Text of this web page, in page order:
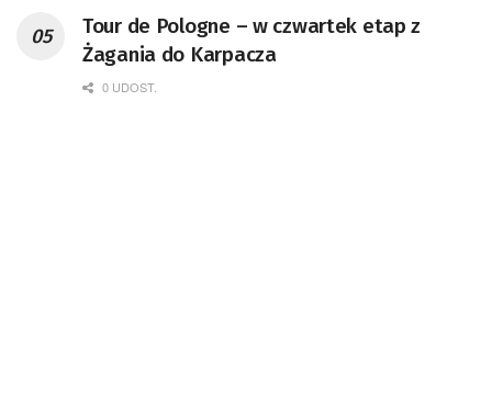
Tour de Pologne – w czwartek etap z
Żagania do Karpacza
0 UDOST.